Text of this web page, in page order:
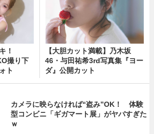
！
撮り下
ト
【大胆カット満載】乃木坂
46・与田祐希3rd写真集『ヨー
ダ』公開カット
カメラに映らなければ“盗み”OK！ 体験
型コンビニ「ギガマート展」がヤバすぎた
ｗ